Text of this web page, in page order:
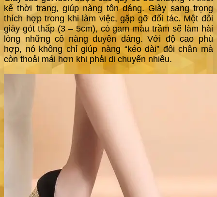
kế thời trang, giúp nàng tôn dáng. Giày sang trọng
thích hợp trong khi làm việc, gặp gỡ đối tác. Một đôi
giày gót thấp (3 – 5cm), có gam màu trầm sẽ làm hài
lòng những cô nàng duyên dáng. Với độ cao phù
hợp, nó không chỉ giúp nàng “kéo dài” đôi chân mà
còn thoải mái hơn khi phải di chuyển nhiều.